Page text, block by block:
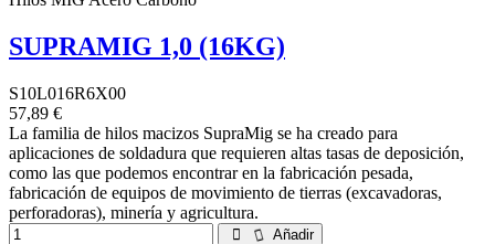
SUPRAMIG 1,0 (16KG)
S10L016R6X00
57,89 €
La familia de hilos macizos SupraMig se ha creado para
aplicaciones de soldadura que requieren altas tasas de deposición,
como las que podemos encontrar en la fabricación pesada,
fabricación de equipos de movimiento de tierras (excavadoras,
perforadoras), minería y agricultura.
Añadir